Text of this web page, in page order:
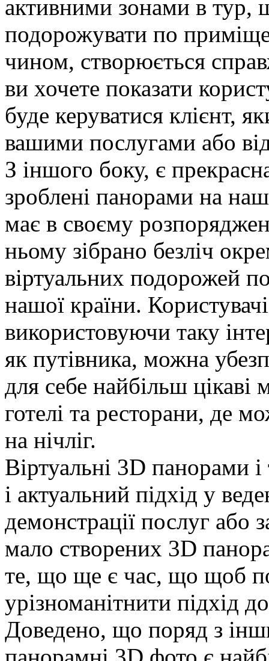
активними зонами в тур,
подорожувати по
чином, створюється
ви хочете показати
буде керуватися клієнт,
вашими послугами або
З іншого боку, є
зроблені панорами на
має в своєму
ньому зібрано безліч
віртуальних подорожей
нашої країни.
використовуючи таку
як путівника, можна
для себе найбільш цікаві
готелі та ресторани, де
на нічліг.
Віртуальні 3D панорами
і актуальний підхід у
демонстрації послуг або
мало створених 3D
те, що ще є час, що щоб
урізноманітнити підхід
Доведено, що поряд з